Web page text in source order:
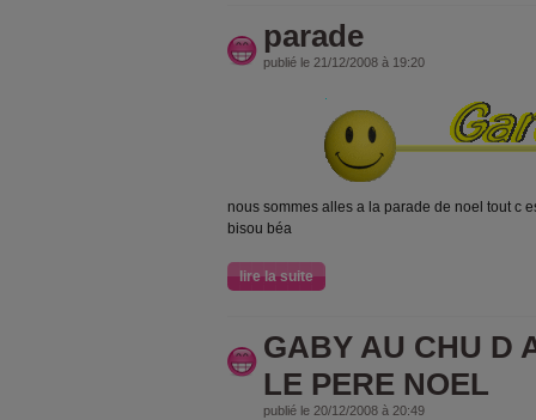
parade
publié le 21/12/2008 à 19:20
nous sommes alles a la parade de noel tout c
bisou béa
lire la suite
GABY AU CHU D
LE PERE NOEL
publié le 20/12/2008 à 20:49